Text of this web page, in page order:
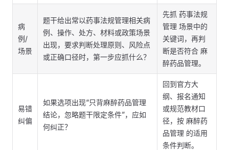
病
例/
场景
题干给出常以药事法规管理相关病
例、操作、处方、材料或政策场景
出现，要求判断处理原则、风险点
或正确口径时，第一步应抓什么？
先抓 药事法规
管理 场景中的
关键词，再判
断是否符合 麻
醉药品管理。
易错
纠偏
如果选项出现“只背麻醉药品管理
结论，忽略题干限定条件”，应如
何纠正？
回到官方大
纲、报名通知
或规范教材口
径，按 麻醉药
品管理 的适用
条件判断。